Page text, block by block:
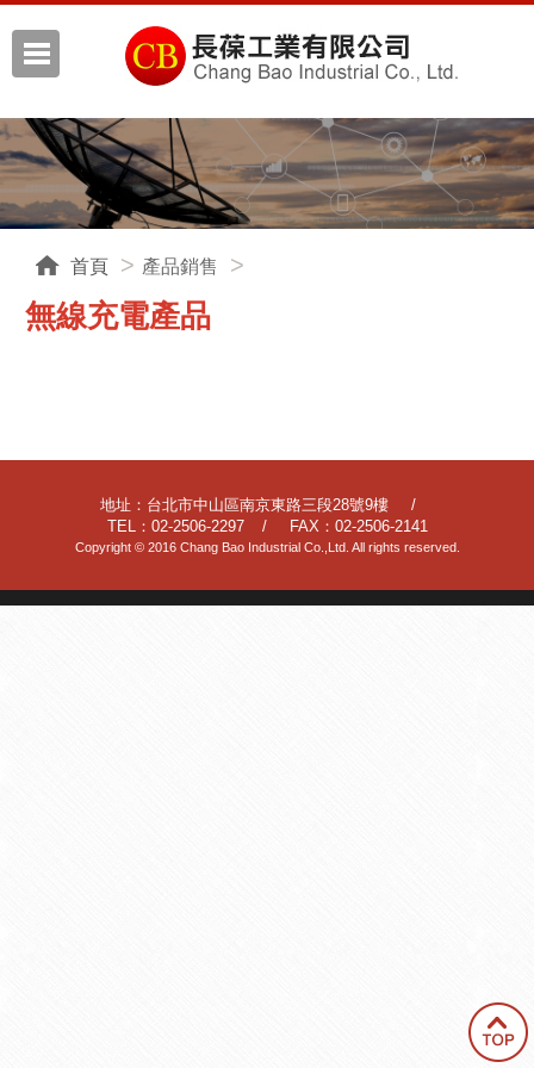
首頁 產品銷售
無線充電產品
地址：台北市中山區南京東路三段28號9樓
TEL：02-2506-2297
FAX：02-2506-2141
Copyright © 2016 Chang Bao Industrial Co.,Ltd. All rights reserved.